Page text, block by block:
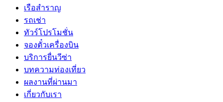
เรือสำราญ
รถเช่า
ทัวร์โปรโมชั่น
จองตั๋วเครื่องบิน
บริการยื่นวีซ่า
บทความท่องเที่ยว
ผลงานที่ผ่านมา
เกี่ยวกับเรา